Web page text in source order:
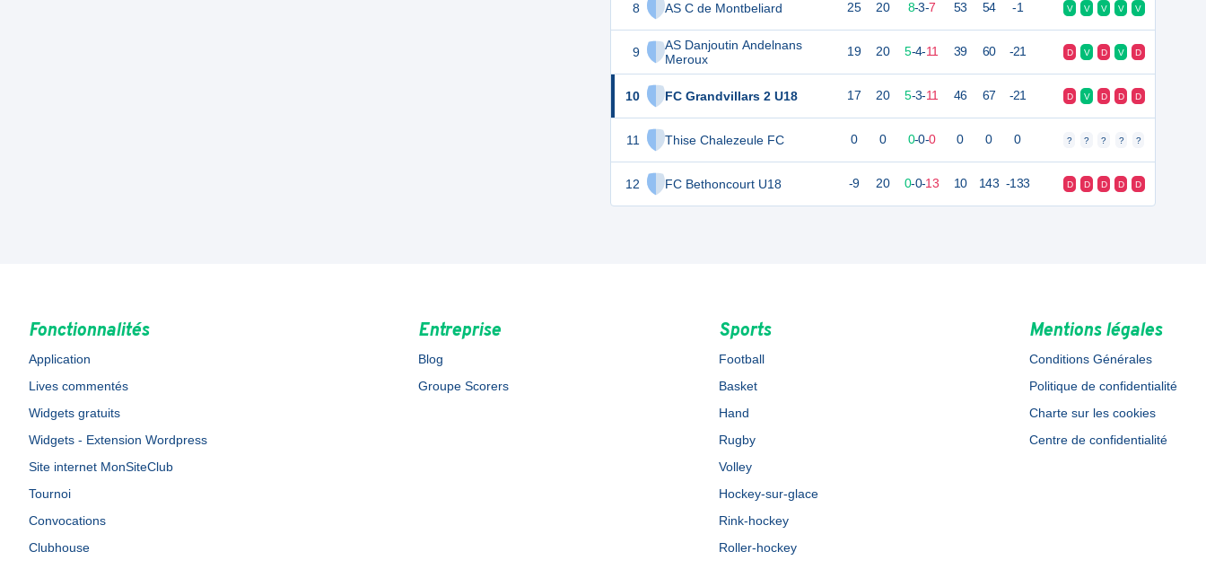
8 AS C de Montbeliard
9
AS Danjoutin Andelnans
Meroux
10 FC Grandvillars 2 U18
11 Thise Chalezeule FC
12 FC Bethoncourt U18
25 20 8-3-7 53 54 -1 V V V V V
19 20 5-4-11 39 60 -21 D V D V D
17 20 5-3-11 46 67 -21 D V D D D
0 0 0-0-0 0 0 0 ? ? ? ? ?
-9 20 0-0-13 10 143 -133 D D D D D
Fonctionnalités
Application
Lives commentés
Widgets gratuits
Widgets - Extension Wordpress
Site internet MonSiteClub
Tournoi
Convocations
Clubhouse
Entreprise
Blog
Groupe Scorers
Sports
Football
Basket
Hand
Rugby
Volley
Hockey-sur-glace
Rink-hockey
Roller-hockey
Mentions légales
Conditions Générales
Politique de confidentialité
Charte sur les cookies
Centre de confidentialité